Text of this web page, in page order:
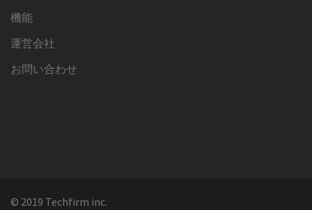
機能
運営会社
お問い合わせ
© 2019 Techfirm inc.